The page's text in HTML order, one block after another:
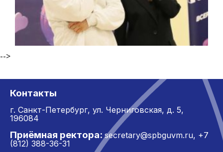
-->
Контакты
г. Санкт-Петербург, ул. Черниговская, д. 5,
196084
Приёмная ректора: secretary@spbguvm.ru, +7
(812) 388-36-31